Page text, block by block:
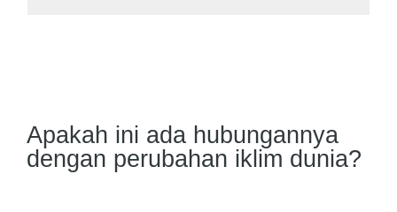
Apakah ini ada hubungannya
dengan perubahan iklim dunia?